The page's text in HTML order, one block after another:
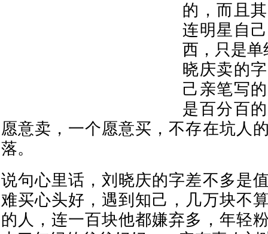
的，而且
连明星自
西，只是单
晓庆卖的
己亲笔写
是百分百
愿意卖，一个愿意买，不存在坑人
落。
说句心里话，刘晓庆的字差不多是
难买心头好，遇到知己，几万块不
的人，连一百块他都嫌弃多，年轻